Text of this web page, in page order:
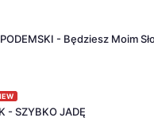
- Będziesz Moim
- SZYBKO JADĘ